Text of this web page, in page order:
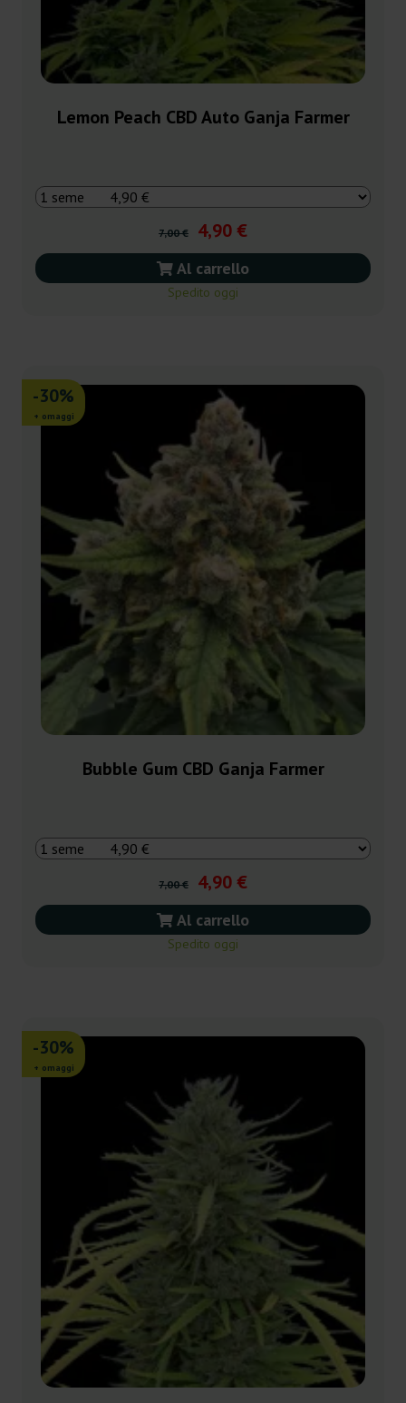
Lemon Peach CBD Auto Ganja Farmer
7,00 € 4,90 €
Al carrello
Spedito oggi
-30%
+ omaggi
Bubble Gum CBD Ganja Farmer
7,00 € 4,90 €
Al carrello
Spedito oggi
-30%
+ omaggi